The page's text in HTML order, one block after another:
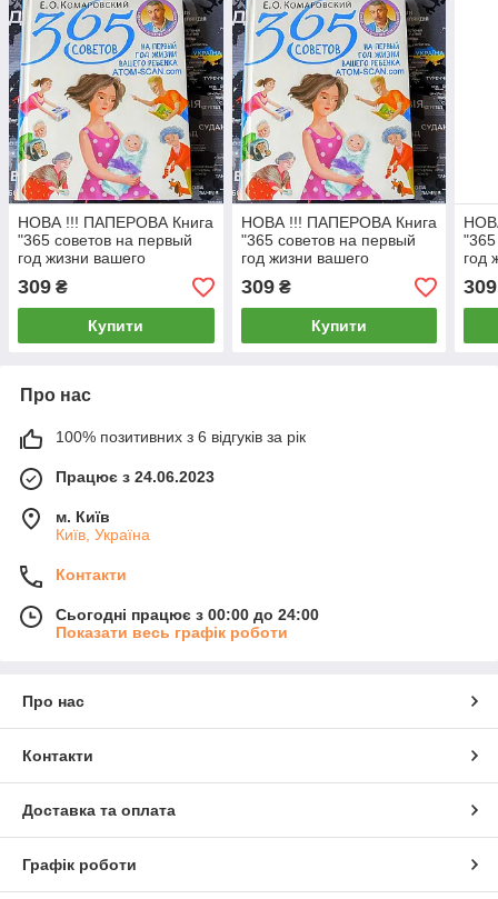
НОВА !!! ПАПЕРОВА Книга
"365 советов на первый
год жизни вашего
ребенка"
Є.О.Комаровський
309 ₴
Купити
НОВА !!! ПАПЕРОВА Книга
"365 советов на первый
год жизни вашего
ребенка"
Є.О.Комаровський
309₴
Купити
год
309
Про нас
100% позитивних з 6 відгуків за рік
Працює з 24.06.2023
м. Київ
Київ, Україна
Контакти
Сьогодні працює з 00:00 до 24:00
Показати весь графік роботи
Про нас
Контакти
Доставка та оплата
Графік роботи